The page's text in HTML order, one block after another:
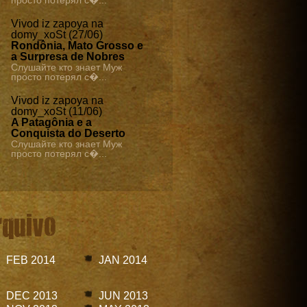
Vivod iz zapoya na
domy_xoSt (27/06)
Rondônia, Mato Grosso e
a Surpresa de Nobres
Слушайте кто знает Муж
просто потерял с�...
Vivod iz zapoya na
domy_xoSt (11/06)
A Patagônia e a
Conquista do Deserto
Слушайте кто знает Муж
просто потерял с�...
FEB 2014 JAN 2014
DEC 2013
JUN 2013